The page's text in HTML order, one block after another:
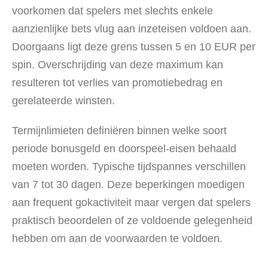
voorkomen dat spelers met slechts enkele
aanzienlijke bets vlug aan inzeteisen voldoen aan.
Doorgaans ligt deze grens tussen 5 en 10 EUR per
spin. Overschrijding van deze maximum kan
resulteren tot verlies van promotiebedrag en
gerelateerde winsten.
Termijnlimieten definiëren binnen welke soort
periode bonusgeld en doorspeel-eisen behaald
moeten worden. Typische tijdspannes verschillen
van 7 tot 30 dagen. Deze beperkingen moedigen
aan frequent gokactiviteit maar vergen dat spelers
praktisch beoordelen of ze voldoende gelegenheid
hebben om aan de voorwaarden te voldoen.